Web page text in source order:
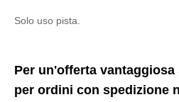
Solo uso pista.
Per un'offerta
per ordini con spedizione